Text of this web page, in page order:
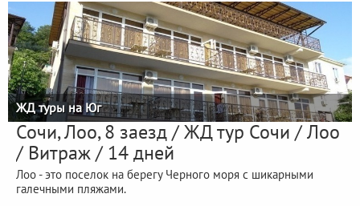
ЖД туры на Юг
Сочи, Лоо, 8 заезд / ЖД тур Сочи / Лоо
/ Витраж / 14 дней
Лоо - это поселок на берегу Черного моря с шикарными
галечными пляжами.